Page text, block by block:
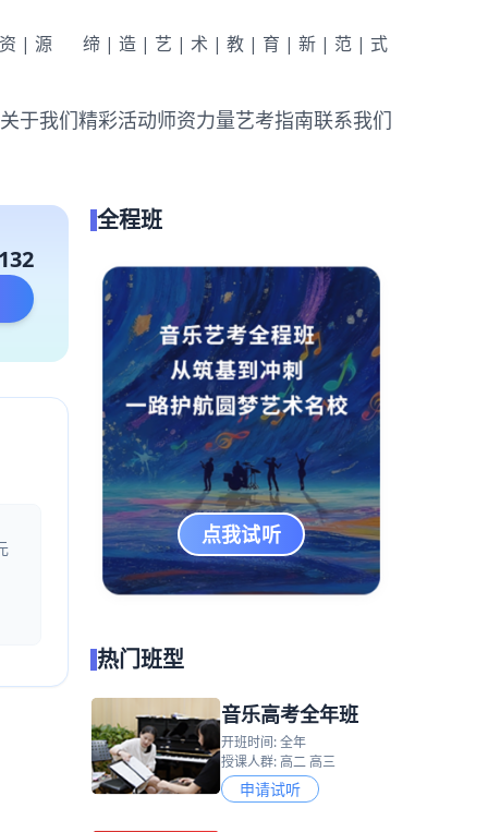
|源 缔|造|艺|术|教|育|新|范|式
关于我们精彩活动师资力量艺考指南联系我们
全程班
点我试听
热门班型
音乐高考全年班
开班时间: 全年
授课人群: 高二 高三
申请试听